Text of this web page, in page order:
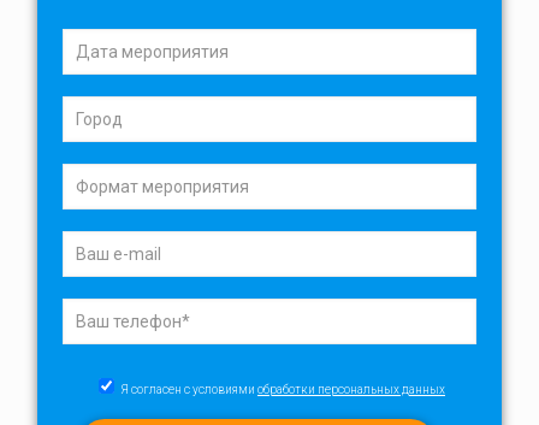
Я согласен с условиями обработки персональных данных